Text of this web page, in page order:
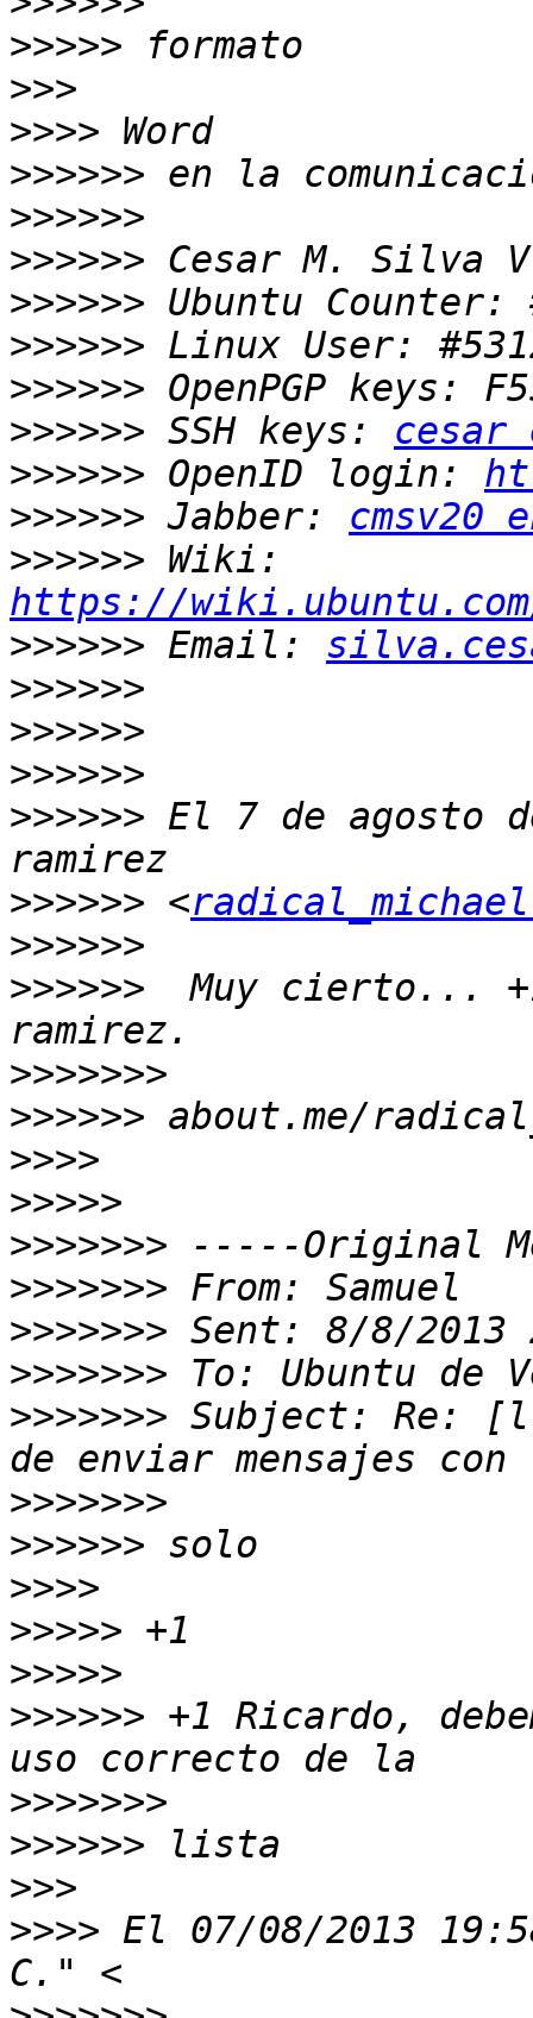
>>>>>
>>>
>>>>
>>>>>>
>>>>>>
>>>>>>
>>>>>>
>>>>>>
>>>>>>
>>>>>> SSH keys: cesar
>>>>>> OpenID login:
>>>>>> Jabber: cmsv20
>>>>>>
https://
>>>>>> Email:
>>>>>>
>>>>>>
>>>>>>
>>>>>> El 7 de agosto
>>>>>> <
>>>>>>
>>>>>>
Muy cierto...
>>>>>>>
>>>>>>
>>>>
>>>>>
>>>>>>>
>>>>>>>
>>>>>>>
>>>>>>>
>>>>>>> Subject: Re:
>>>>>>>
>>>>>>
>>>>
>>>>>
>>>>>
>>>>>> +1 Ricardo,
>>>>>>>
>>>>>>
>>>
>>>> El 07/08/2013